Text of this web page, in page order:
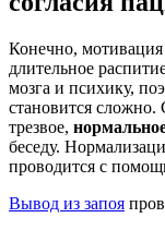
Конечно,
длительное
мозга и психику,
становится сложно.
трезвое,
беседу.
проводится с
Вывод из запоя